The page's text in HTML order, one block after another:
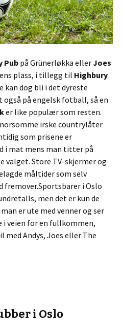
Pub på Grünerløkka ellerJoes
plass, i tillegg til Highbury
kan dog bli i det dyreste
på engelsk fotball, så en
er like populær som resten.
irske countrylåter
som prisene er
i mat mens man titter på
valget. Store TV-skjermer og
måltider som selv
fremover.Sportsbarer i Oslo
men det er kun de
er ute med venner og ser
veien for en fullkommen,
med Andys, Joes eller The
i Oslo